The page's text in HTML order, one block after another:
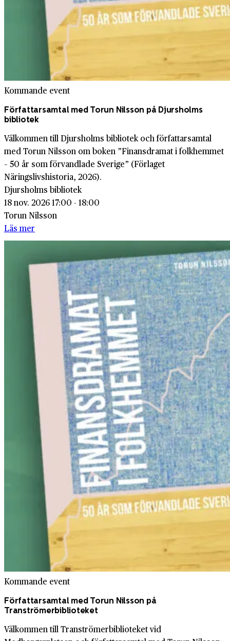
Kommande event
Författarsamtal med Torun Nilsson på Djursholms
bibliotek
Välkommen till Djursholms bibliotek och författarsamtal
med Torun Nilsson om boken ”Finansdramat i folkhemmet
– 50 år som förvandlade Sverige” (Förlaget
Näringslivshistoria, 2026).
Djursholms bibliotek
18 nov. 2026 17:00 - 18:00
Torun Nilsson
Läs mer
Kommande event
Författarsamtal med Torun Nilsson på
Tranströmerbiblioteket
Välkommen till Tranströmerbiblioteket vid